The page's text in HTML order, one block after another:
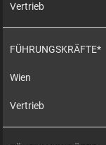
Vertrieb
FÜHRUNGSKRÄFTE*
Wien
Vertrieb